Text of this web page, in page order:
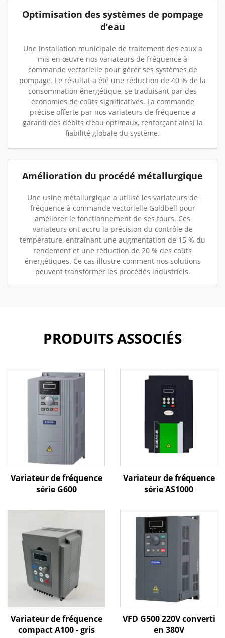
Optimisation des systèmes de pompage
d’eau
Une installation municipale de traitement des eaux a
mis en œuvre nos variateurs de fréquence à
commande vectorielle pour gérer ses systèmes de
pompage. Le résultat a été une réduction de 40 % de la
consommation énergétique, se traduisant par des
économies de coûts significatives. La commande
précise offerte par nos variateurs de fréquence a
garanti des débits d’eau optimaux, renforçant ainsi la
fiabilité globale du système.
Amélioration du procédé métallurgique
Une usine métallurgique a utilisé les variateurs de
fréquence à commande vectorielle Goldbell pour
améliorer le fonctionnement de ses fours. Ces
variateurs ont accru la précision du contrôle de
température, entraînant une augmentation de 15 % du
rendement et une réduction de 20 % des coûts
énergétiques. Ce cas illustre comment nos solutions
peuvent transformer les procédés industriels.
PRODUITS ASSOCIÉS
Variateur de fréquence
série G600
Variateur de fréquence
série AS1000
Variateur de fréquence
compact A100 - gris
VFD G500 220V converti
en 380V